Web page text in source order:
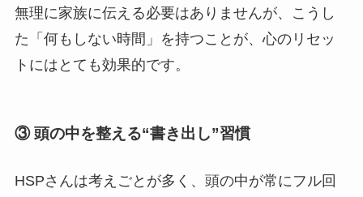
無理に家族に伝える必要はありませんが、こうし
た「何もしない時間」を持つことが、心のリセッ
トにはとても効果的です。
③ 頭の中を整える“書き出し”習慣
HSPさんは考えごとが多く、頭の中が常にフル回